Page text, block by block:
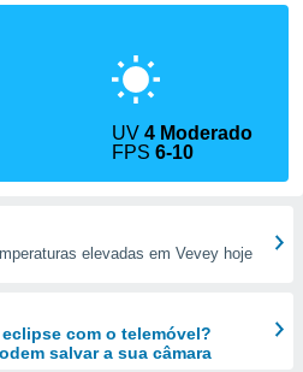
UV4 Moderado
FPS6-10
elevadas em Vevey hoje
com o telemóvel?
salvar a sua câmara